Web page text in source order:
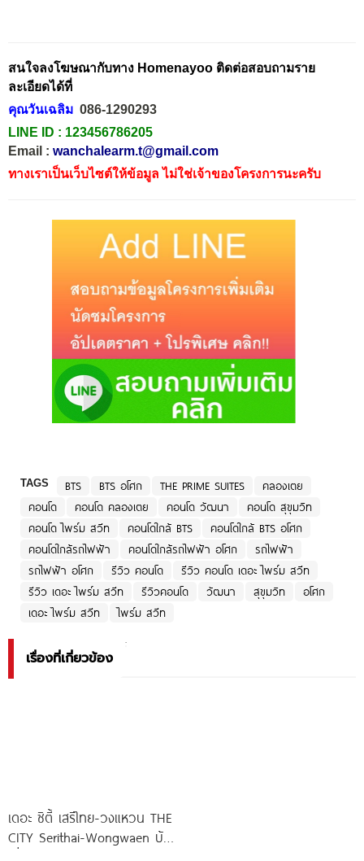
สนใจลงโฆษณากับทาง Homenayoo ติดต่อสอบถามราย
ละเอียดได้ที่
คุณวันเฉลิม 086-1290293
LINE ID : 123456786205
Email : wanchalearm.t@gmail.com
ทางเราเป็นเว็บไซต์ให้ข้อมูล ไม่ใช่เจ้าของโครงการนะครับ
TAGS BTS BTS อโศก THE PRIME SUITES
คลองเตย
คอนโด
คอนโด คลองเตย คอนโด วัฒนา
คอนโด สุขุมวิท
คอนโด ไพร์ม สวีท
คอนโดใกล้ BTS
คอนโดใกล้ BTS อโศก
คอนโดใกล้รถไฟฟ้า
คอนโดใกล้รถไฟฟ้า อโศก
รถไฟฟ้า
รถไฟฟ้า อโศก
รีวิว คอนโด
รีวิว คอนโด เดอะ ไพร์ม สวีท
รีวิว เดอะ ไพร์ม สวีท
รีวิวคอนโด วัฒนา สุขุมวิท
อโศก
เดอะ ไพร์ม สวีท
ไพร์ม สวีท
เรื่องที่เกี่ยวข้อง
เดอะ ซิตี้ เสรีไทย-วงแหวน THE
CITY Serithai-Wongwaen บ้าน